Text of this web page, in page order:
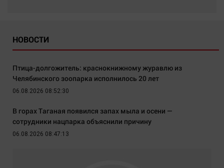
НОВОСТИ
Птица-долгожитель: краснокнижному журавлю из
Челябинского зоопарка исполнилось 20 лет
06.08.2026 08:52:30
В горах Таганая появился запах мыла и осени —
сотрудники нацпарка объяснили причину
06.08.2026 08:47:13